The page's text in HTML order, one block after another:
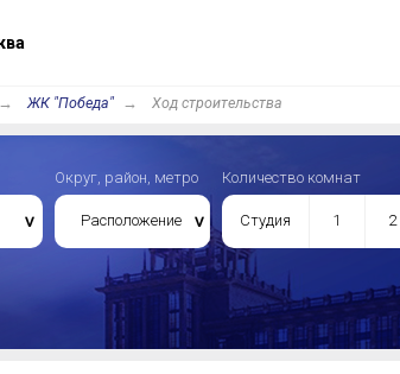
ЖК "Победа" Ход строительства
Округ, район, метро
Расположение
Количество комнат
Студия 1 2